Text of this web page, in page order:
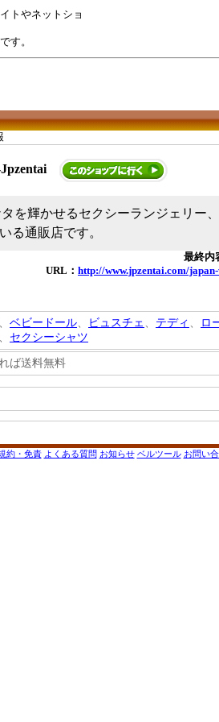
トやネットショ
す。
を輝かせるセクシーランジェリー
る通販店です。
最終内
URL： http://www.jpzentai.com/
、 ベビードール、 ビュスチェ 、 テディ 、 ロ
、 セクシーシャツ
ば送料無料
約・免責 よくある質問 お知らせ ベルツール お問い